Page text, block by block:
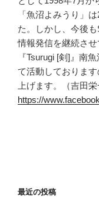
「魚沼よみうり」
た。しかし、今後
情報発信を継続さ
『Tsurugi [剣]』南
て活動しておりま
上げます。（吉田栄
https://
最近の投稿